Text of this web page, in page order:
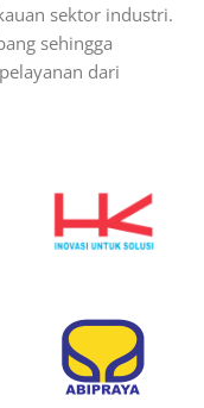
sektor industri.
sehingga
dari